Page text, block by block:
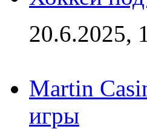
20.6.2025,
Martin
игры